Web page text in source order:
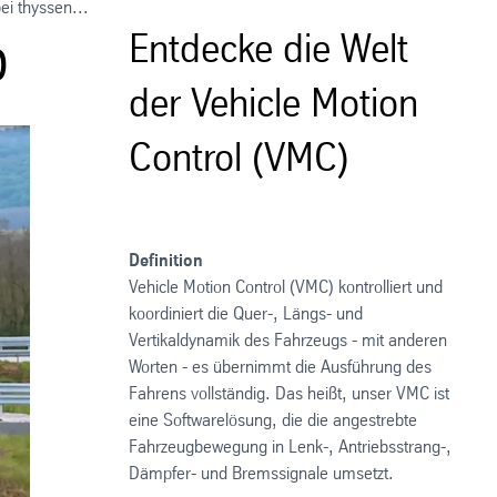
thyssen...
Entdecke die Welt
der Vehicle Motion
Control (VMC)
Definition
Vehicle Motion Control (VMC) kontrolliert und
koordiniert die Quer-, Längs- und
Vertikaldynamik des Fahrzeugs - mit anderen
Worten - es übernimmt die Ausführung des
Fahrens vollständig. Das heißt, unser VMC ist
eine Softwarelösung, die die angestrebte
Fahrzeugbewegung in Lenk-, Antriebsstrang-,
Dämpfer- und Bremssignale umsetzt.​